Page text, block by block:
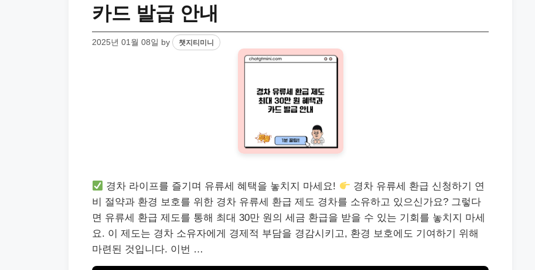
카드 발급 안내
2025년 01월 08일 by 챗지티미니
경차 라이프를 즐기며 유류세 혜택을 놓치지 마세요!
경차 유류세 환급 신청하기 연
비 절약과 환경 보호를 위한 경차 유류세 환급 제도 경차를 소유하고 있으신가요? 그렇다
면 유류세 환급 제도를 통해 최대 30만 원의 세금 환급을 받을 수 있는 기회를 놓치지 마세
요. 이 제도는 경차 소유자에게 경제적 부담을 경감시키고, 환경 보호에도 기여하기 위해
마련된 것입니다. 이번 …